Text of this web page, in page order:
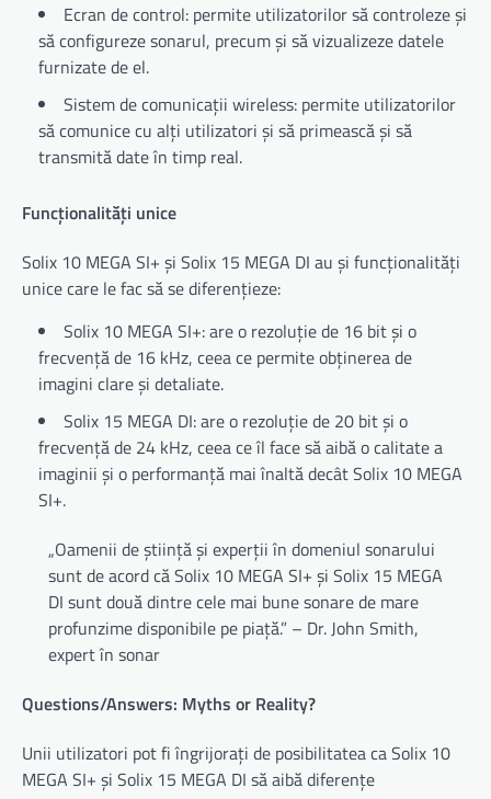
Ecran de control: permite utilizatorilor să controleze și
să configureze sonarul, precum și să vizualizeze datele
furnizate de el.
Sistem de comunicații wireless: permite utilizatorilor
să comunice cu alți utilizatori și să primească și să
transmită date în timp real.
Funcționalități unice
Solix 10 MEGA SI+ și Solix 15 MEGA DI au și funcționalități
unice care le fac să se diferențieze:
Solix 10 MEGA SI+: are o rezoluție de 16 bit și o
frecvență de 16 kHz, ceea ce permite obținerea de
imagini clare și detaliate.
Solix 15 MEGA DI: are o rezoluție de 20 bit și o
frecvență de 24 kHz, ceea ce îl face să aibă o calitate a
imaginii și o performanță mai înaltă decât Solix 10 MEGA
SI+.
„Oamenii de știință și experții în domeniul sonarului
sunt de acord că Solix 10 MEGA SI+ și Solix 15 MEGA
DI sunt două dintre cele mai bune sonare de mare
profunzime disponibile pe piață.” – Dr. John Smith,
expert în sonar
Questions/Answers: Myths or Reality?
Unii utilizatori pot fi îngrijorați de posibilitatea ca Solix 10
MEGA SI+ și Solix 15 MEGA DI să aibă diferențe